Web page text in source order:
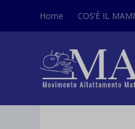
Home COS’È IL MAMI